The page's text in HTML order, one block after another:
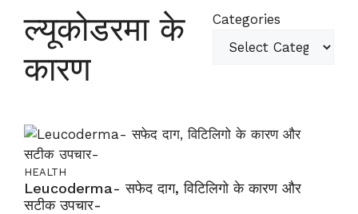
ल्यूकोडरमा के
कारण
Categories
HEALTH
Leucoderma- सफेद दाग, विटिलिगो के कारण और
सटीक उपचार-